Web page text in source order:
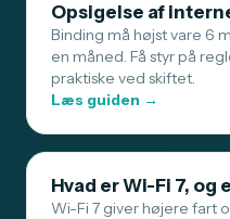
Opsigelse af
Binding må højst vare 6
en måned. Få styr på
praktiske ved skiftet.
Læs guiden →
Hvad er Wi-Fi 7,
Wi-Fi 7 giver højere fart